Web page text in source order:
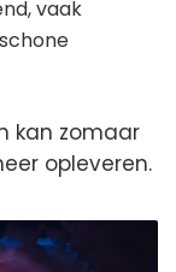
vaak
kan zomaar
opleveren.